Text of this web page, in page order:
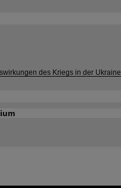
des Kriegs in der Ukraine